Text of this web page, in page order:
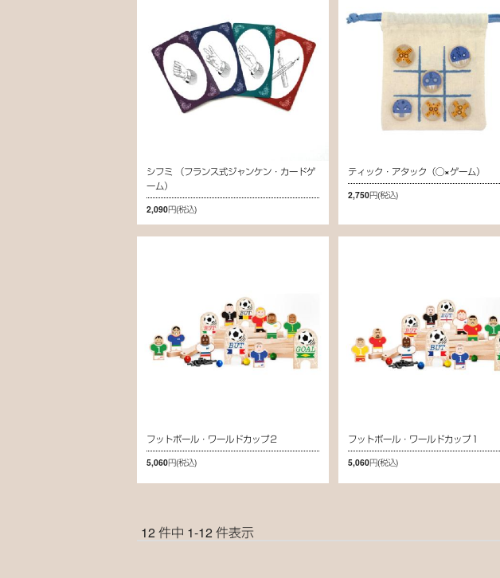
シフミ （フランス式ジャンケン・カードゲ
ーム）
2,090円(税込)
ティック・アタック（◯×ゲーム）
2,750円(税込)
フットボール・ワールドカップ２
5,060円(税込)
フットボール・ワールドカップ１
5,060円(税込)
12 件中 1-12 件表示